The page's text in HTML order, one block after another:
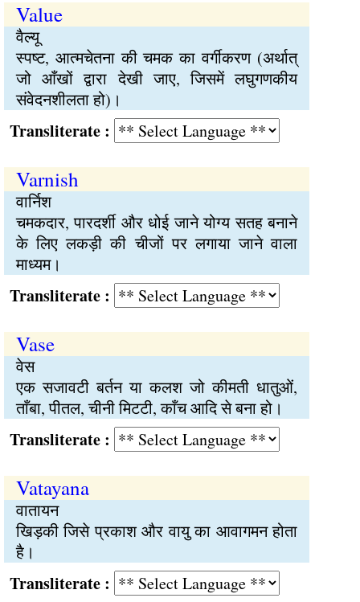
Value
वैल्यू
स्पष्ट, आत्मचेतना की चमक का वर्गीकरण (अर्थात्
जो आँखों द्वारा देखी जाए, जिसमें लघुगणकीय
संवेदनशीलता हो)।
:
Varnish
वार्निश
चमकदार, पारदर्शी और धोई जाने योग्य सतह बनाने
के लिए लकड़ी की चीजों पर लगाया जाने वाला
माध्यम।
:
Vase
वेस
एक सजावटी बर्तन या कलश जो कीमती धातुओं,
ताँबा, पीतल, चीनी मिटटी, काँच आदि से बना हो।
:
Vatayana
वातायन
खिड़की जिसे प्रकाश और वायु का आवागमन होता
है।
: